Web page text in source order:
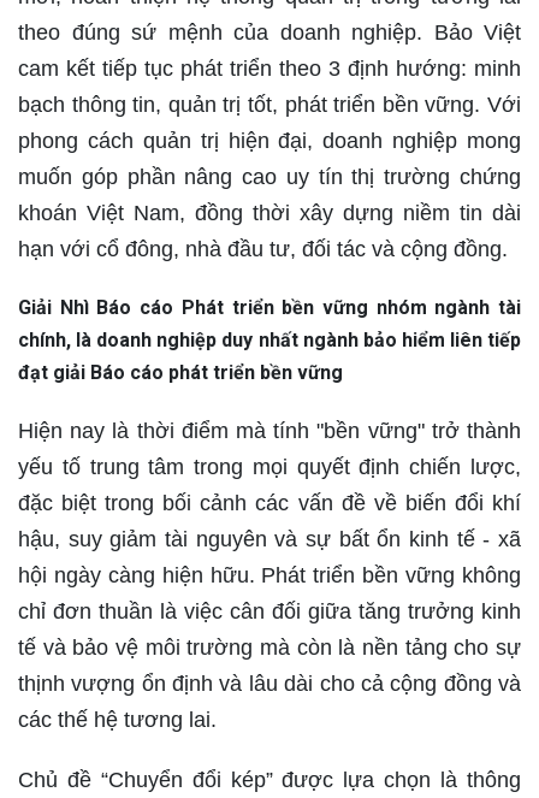
theo đúng sứ mệnh của doanh nghiệp. Bảo Việt
cam kết tiếp tục phát triển theo 3 định hướng: minh
bạch thông tin, quản trị tốt, phát triển bền vững. Với
phong cách quản trị hiện đại, doanh nghiệp mong
muốn góp phần nâng cao uy tín thị trường chứng
khoán Việt Nam, đồng thời xây dựng niềm tin dài
hạn với cổ đông, nhà đầu tư, đối tác và cộng đồng.
Giải Nhì Báo cáo Phát triển bền vững nhóm ngành tài
chính, là doanh nghiệp duy nhất ngành bảo hiểm liên tiếp
đạt giải Báo cáo phát triển bền vững
Hiện nay là thời điểm mà tính "bền vững" trở thành
yếu tố trung tâm trong mọi quyết định chiến lược,
đặc biệt trong bối cảnh các vấn đề về biến đổi khí
hậu, suy giảm tài nguyên và sự bất ổn kinh tế - xã
hội ngày càng hiện hữu. Phát triển bền vững không
chỉ đơn thuần là việc cân đối giữa tăng trưởng kinh
tế và bảo vệ môi trường mà còn là nền tảng cho sự
thịnh vượng ổn định và lâu dài cho cả cộng đồng và
các thế hệ tương lai.
Chủ đề “Chuyển đổi kép” được lựa chọn là thông